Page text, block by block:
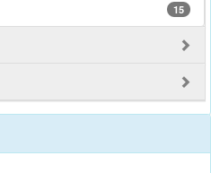
15